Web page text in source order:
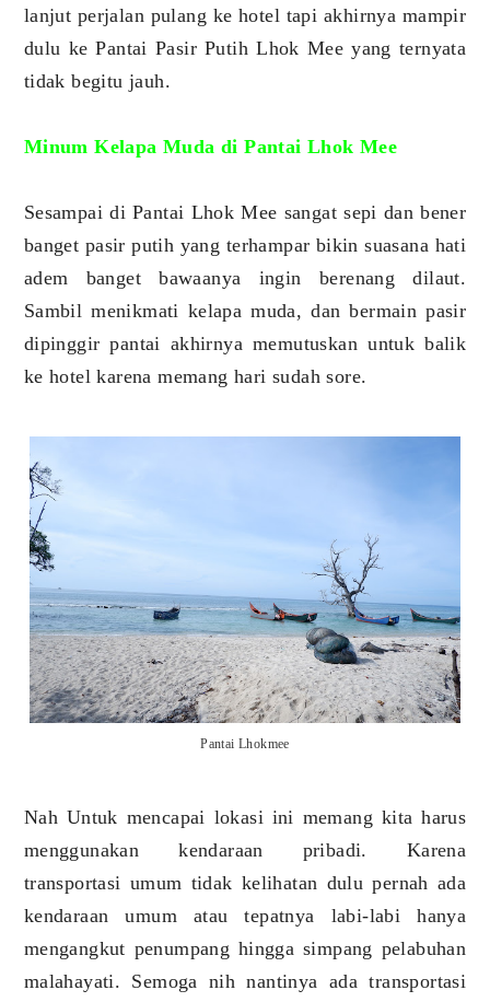
lanjut perjalan pulang ke hotel tapi akhirnya mampir
dulu ke Pantai Pasir Putih Lhok Mee yang ternyata
tidak begitu jauh.
Minum Kelapa Muda di Pantai Lhok Mee
Sesampai di Pantai Lhok Mee sangat sepi dan bener
banget pasir putih yang terhampar bikin suasana hati
adem banget bawaanya ingin berenang dilaut.
Sambil menikmati kelapa muda, dan bermain pasir
dipinggir pantai akhirnya memutuskan untuk balik
ke hotel karena memang hari sudah sore.
Pantai Lhokmee
Nah Untuk mencapai lokasi ini memang kita harus
menggunakan kendaraan pribadi. Karena
transportasi umum tidak kelihatan dulu pernah ada
kendaraan umum atau tepatnya labi-labi hanya
mengangkut penumpang hingga simpang pelabuhan
malahayati. Semoga nih nantinya ada transportasi